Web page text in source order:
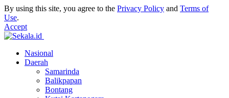
By using this site, you agree to the Privacy Policy and Terms of
Use.
Accept
Nasional
Daerah
Samarinda
Balikpapan
Bontang